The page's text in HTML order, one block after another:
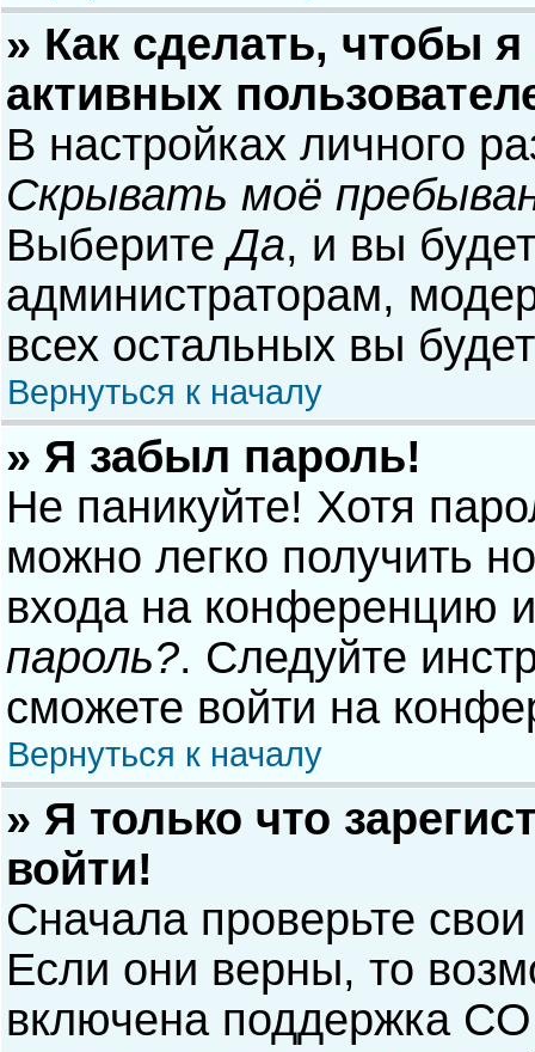
» Как сделать, чтобы
активных
В настройках личного
Скрывать моё
ВыберитеДа, и вы
администраторам,
всех остальных вы
Вернуться к началу
» Я забыл пароль!
Не паникуйте! Хотя
можно легко получить
входа на конференцию
пароль?. Следуйте
сможете войти на
Вернуться к началу
» Я только что
войти!
Сначала проверьте
Если они верны, то
включена поддержка